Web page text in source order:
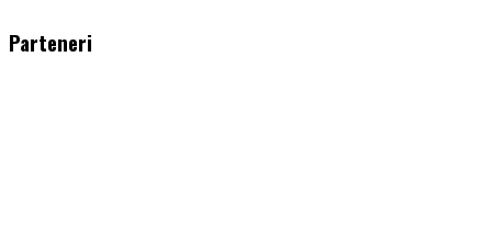
Parteneri